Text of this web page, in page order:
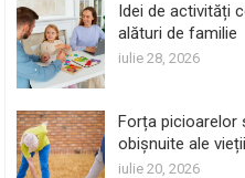
Idei de activități
alături de familie
iulie 28, 2026
Forța picioarelor
obișnuite ale vieții
iulie 20, 2026